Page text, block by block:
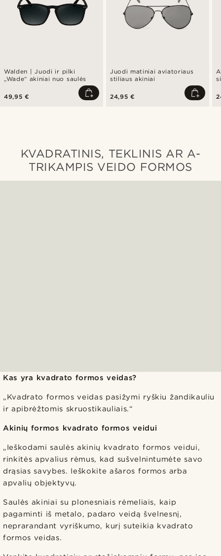
Walden | Juodi ir pilki
„Wade“ akiniai nuo saulės
49,95 €
Juodi matiniai aviatoriaus
stiliaus akiniai
24,95 €
KVADRATINIS, TEKLINIS AR A-
TRIKAMPIS VEIDO FORMOS
Kas yra kvadrato formos veidas?
„Kvadrato formos veidas pasižymi ryškiu žandikauliu
ir apibrėžtomis skruostikauliais.“
Akinių formos kvadrato formos veidui
„Ieškodami saulės akinių kvadrato formos veidui,
rinkitės apvalius rėmus, kad sušvelnintumėte savo
drąsias savybes. Ieškokite ašaros formos arba
apvalių objektyvų.
Saulės akiniai su plonesniais rėmeliais, kaip
pagaminti iš metalo, padaro veidą švelnesnį,
neprarandant vyriškumo, kurį suteikia kvadrato
formos veidas.